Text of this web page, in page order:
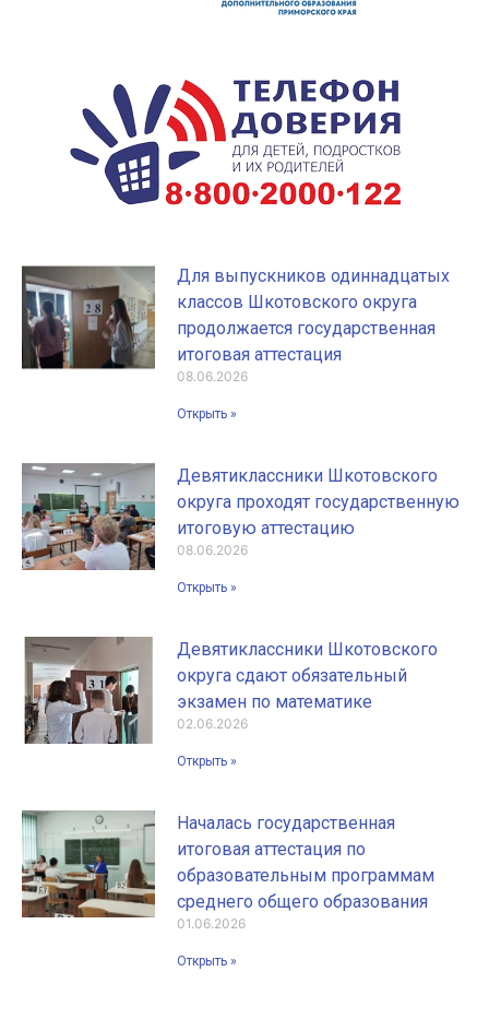
Для выпускников одиннадцатых
классов Шкотовского округа
продолжается государственная
итоговая аттестация
08.06.2026
Открыть »
Девятиклассники Шкотовского
округа проходят государственную
итоговую аттестацию
08.06.2026
Открыть »
Девятиклассники Шкотовского
округа сдают обязательный
экзамен по математике
02.06.2026
Открыть »
Началась государственная
итоговая аттестация по
образовательным программам
среднего общего образования
01.06.2026
Открыть »